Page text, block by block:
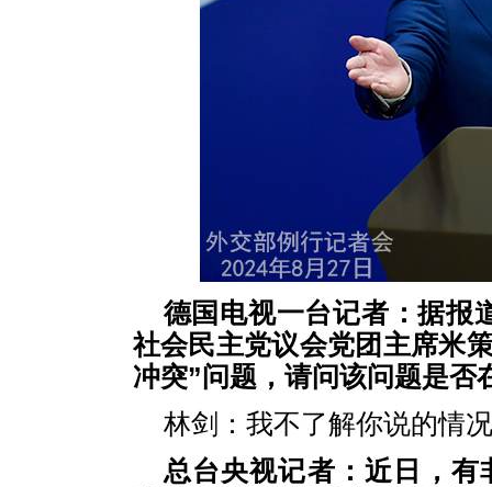
德国电视一台记者：据报
社会民主党议会党团主席米
冲突”问题，请问该问题是否
林剑：我不了解你说的情
总台央视记者：近日，